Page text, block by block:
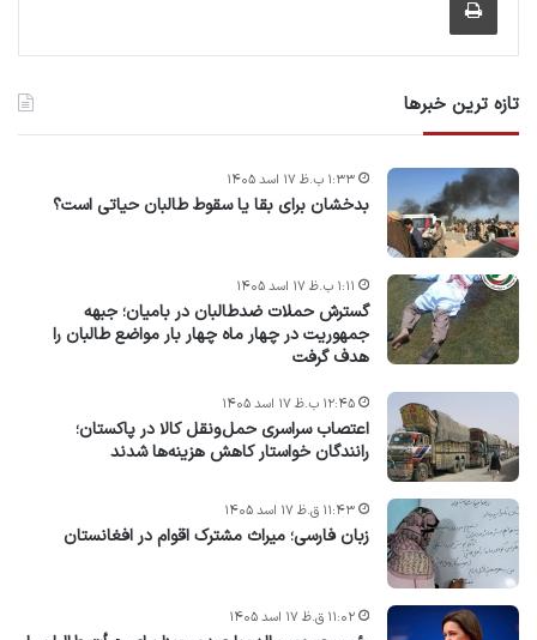
تازه ترین خبرها
بدخشان برای بقا یا سقوط طالبان حیاتی است؟
۱:۳۳ ب.ظ ۱۷ اسد ۱۴۰۵
گسترش حملات ضدطالبان در بامیان؛ جبهه
جمهوریت در چهار ماه چهار بار مواضع طالبان را
هدف گرفت
۱:۱۱ ب.ظ ۱۷ اسد ۱۴۰۵
اعتصاب سراسری حمل‌ونقل کالا در پاکستان؛
رانندگان خواستار کاهش هزینه‌ها شدند
۱۲:۴۵ ب.ظ ۱۷ اسد ۱۴۰۵
زبان فارسی؛ میراث مشترک اقوام در افغانستان
۱۱:۴۳ ق.ظ ۱۷ اسد ۱۴۰۵
۱۱:۰۲ ق.ظ ۱۷ اسد ۱۴۰۵